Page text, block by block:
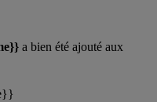
a bien été ajouté aux